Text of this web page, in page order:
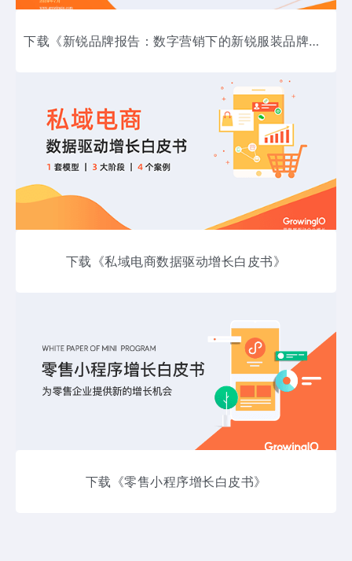
下载《新锐品牌报告：数字营销下的新锐服装品牌升级路》
下载《私域电商数据驱动增长白皮书》
下载《零售小程序增长白皮书》